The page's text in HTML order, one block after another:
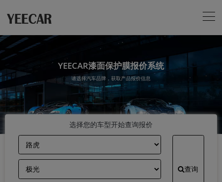
YEECAR漆面保护膜报价系统
请选择汽车品牌，获取产品报价信息
选择您的车型开始查询报价
查询